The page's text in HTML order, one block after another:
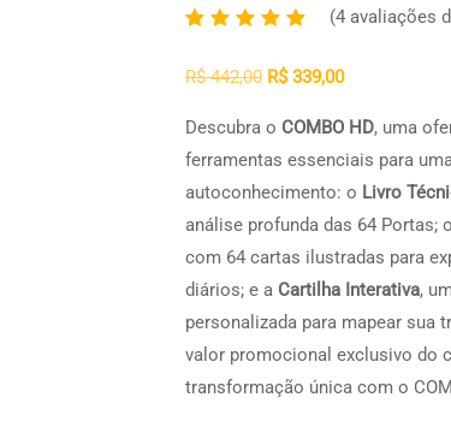
Avaliado
5.00de
4
avaliações
de
clientes
(4avaliações
R$442,00 R$339,00
Descubra o COMBO HD, uma
ferramentas essenciais para
autoconhecimento: o Livro
análise profunda das 64 Portas; o
com 64 cartas ilustradas para
diários; e a Cartilha Interativa,
personalizada para mapear sua
valor promocional exclusivo do
transformação única com o